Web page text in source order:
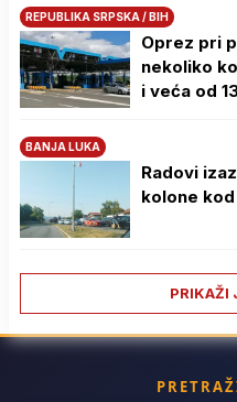
REPUBLIKA SRPSKA / BIH
Oprez pri
nekoliko
i veća od
BANJA LUKA
Radovi
kolone
PRIKAŽI